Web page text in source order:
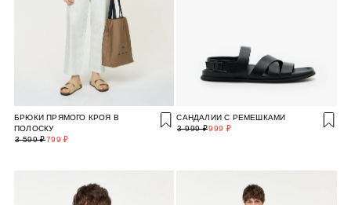
БРЮКИ ПРЯМОГО КРОЯ В
ПОЛОСКУ
799 ₽
3 599 ₽
САНДАЛИИ С РЕМЕШКАМИ
999 ₽
3 999 ₽